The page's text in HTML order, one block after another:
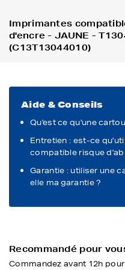
Imprimantes
d'encre - JAUNE -
(C13T13044010)
Aide & Conseils
Qu'est ce qu'une
Entretien : est-ce
compatible risque
Garantie : utiliser une
elle ma garantie ?
Recommandé pour
Commandez avant 12h